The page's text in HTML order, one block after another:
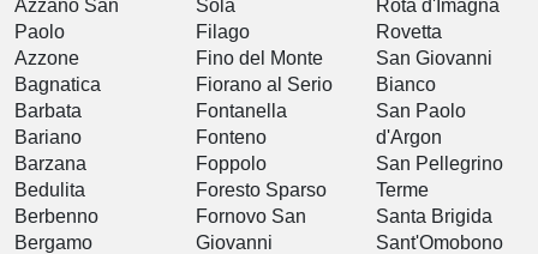
Azzano San
Paolo
Azzone
Bagnatica
Barbata
Bariano
Barzana
Bedulita
Berbenno
Bergamo
Sola
Filago
Fino del Monte
Fiorano al Serio
Fontanella
Fonteno
Foppolo
Foresto Sparso
Fornovo San
Giovanni
Rota d'Imagna
Rovetta
San Giovanni
Bianco
San Paolo
d'Argon
San Pellegrino
Terme
Santa Brigida
Sant'Omobono